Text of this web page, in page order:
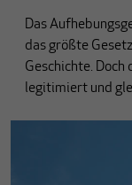
Das
das größte
Geschichte.
legitimiert und